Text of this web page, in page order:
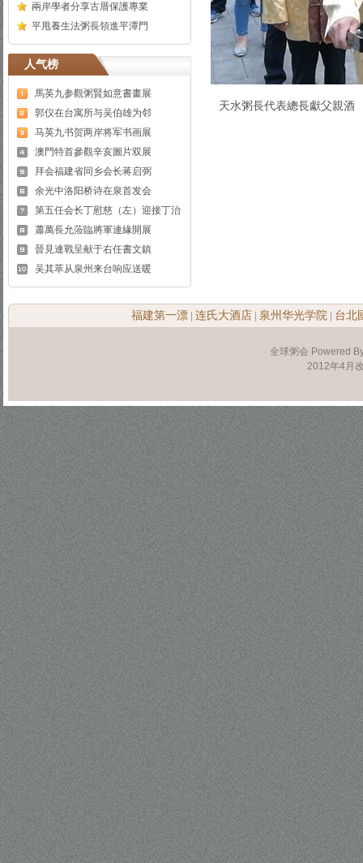
兩岸學者分享古厝保護專業
平甩養生法粥長領進平潭門
人气榜
馬英九参觀粥賢如意書畫展
郭仪在台寓所与吴伯雄为邻
马英九书贺两岸将军书画展
澳門特首參觀辛亥圖片双展
拜会福建省同乡会长蒋启弼
余光中洛阳桥诗在泉首发会
第五任会长丁慰慈（左）迎接丁治
蕭萬長允蒞臨將軍連緣開展
晉見連戰呈献于右任書文鎮
吴其萃从泉州来台响应送暖
天水粥長代表總長獻父親酒
福建第一漂 连氏大酒店 泉州华光学院 台北
全球粥会 Powered
2012年4月